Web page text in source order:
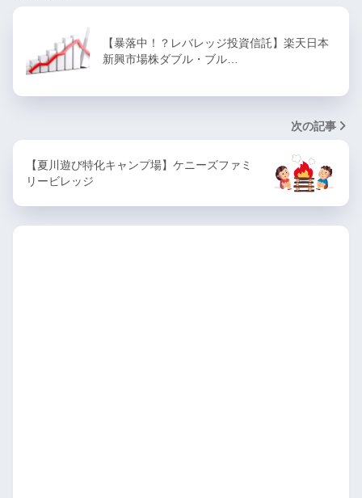
【暴落中！？レバレッジ投資信託】楽天日本
新興市場株ダブル・ブル…
次の記事
【夏川遊び特化キャンプ場】ケニーズファミ
リービレッジ